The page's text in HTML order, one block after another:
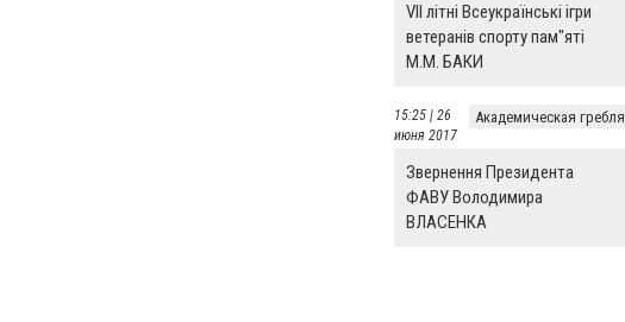
VII літні Всеукраїнські ігри
ветеранів спорту пам"яті
М.М. БАКИ
Академическая гребля
15:25 | 26
июня 2017
Звернення Президента
ФАВУ Володимира
ВЛАСЕНКА